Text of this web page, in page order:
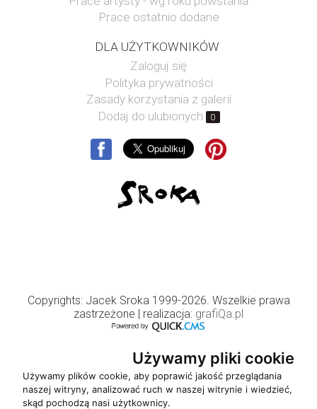
Używamy pliki cookie
Używamy plików cookie, aby poprawić jakość przeglądania
naszej witryny, analizować ruch w naszej witrynie i wiedzieć,
skąd pochodzą nasi użytkownicy.
Prace ostatnio dodane
DLA UŻYTKOWNIKÓW
Zaloguj się
Polityka prywatności
Zasady korzystania z galerii
Dodaj do ulubionych
0
Copyrights: Jacek Sroka 1999-2026. Wszelkie prawa
zastrzeżone
| realizacja: grafiQa.pl